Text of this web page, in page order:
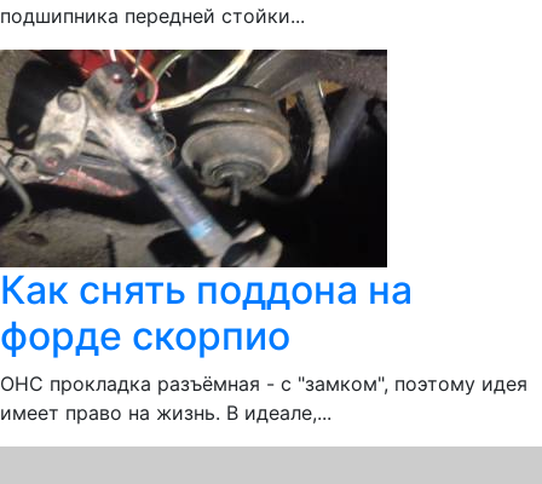
подшипника передней стойки...
Как снять поддона на
форде скорпио
ОНС прокладка разъёмная - с "замком", поэтому идея
имеет право на жизнь. В идеале,...